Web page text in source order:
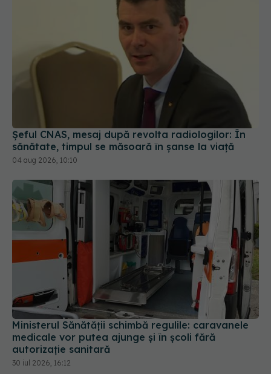
Șeful CNAS, mesaj după revolta radiologilor: În
sănătate, timpul se măsoară în șanse la viață
04 aug 2026, 10:10
Ministerul Sănătății schimbă regulile: caravanele
medicale vor putea ajunge și în școli fără
autorizație sanitară
30 iul 2026, 16:12